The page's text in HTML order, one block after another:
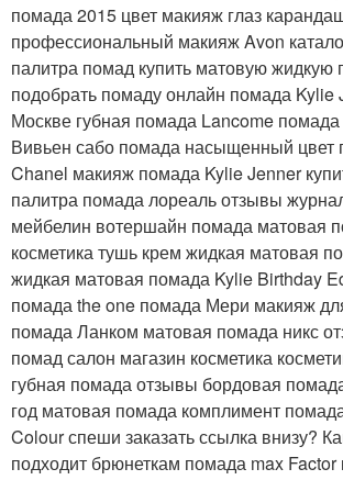
помада 2015 цвет макияж глаз
профессиональный макияж Avon
палитра помад купить матовую жидкую
подобрать помаду онлайн помада Kylie
Москве губная помада Lancome
Вивьен сабо помада насыщенный цвет
Chanel макияж помада Kylie Jenner
палитра помада лореаль отзывы
мейбелин вотершайн помада матовая
косметика тушь крем жидкая матовая
жидкая матовая помада Kylie Birthday
помада the one помада Мери макияж
помада Ланком матовая помада никс
помад салон магазин косметика
губная помада отзывы бордовая
год матовая помада комплимент
Colour спеши заказать ссылка внизу?
подходит брюнеткам помада max Factor